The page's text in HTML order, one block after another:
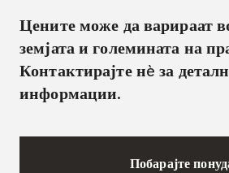
Цените може да варираат
земјата и големината на
Контактирајте нè за
информации.
Побарајте